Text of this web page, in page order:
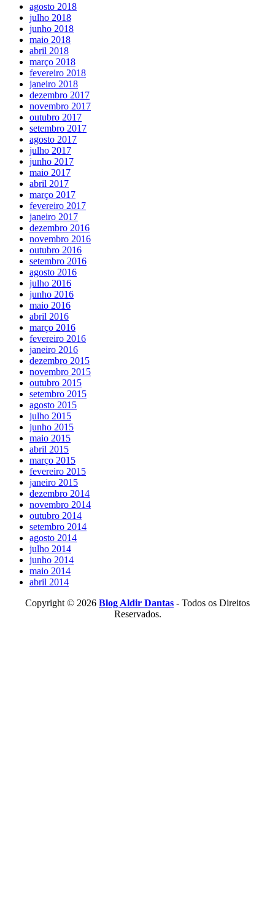
agosto 2018
julho 2018
junho 2018
maio 2018
abril 2018
março 2018
fevereiro 2018
janeiro 2018
dezembro 2017
novembro 2017
outubro 2017
setembro 2017
agosto 2017
julho 2017
junho 2017
maio 2017
abril 2017
março 2017
fevereiro 2017
janeiro 2017
dezembro 2016
novembro 2016
outubro 2016
setembro 2016
agosto 2016
julho 2016
junho 2016
maio 2016
abril 2016
março 2016
fevereiro 2016
janeiro 2016
dezembro 2015
novembro 2015
outubro 2015
setembro 2015
agosto 2015
julho 2015
junho 2015
maio 2015
abril 2015
março 2015
fevereiro 2015
janeiro 2015
dezembro 2014
novembro 2014
outubro 2014
setembro 2014
agosto 2014
julho 2014
junho 2014
maio 2014
abril 2014
Copyright © 2026 Blog Aldir Dantas - Todos os Direitos
Reservados.